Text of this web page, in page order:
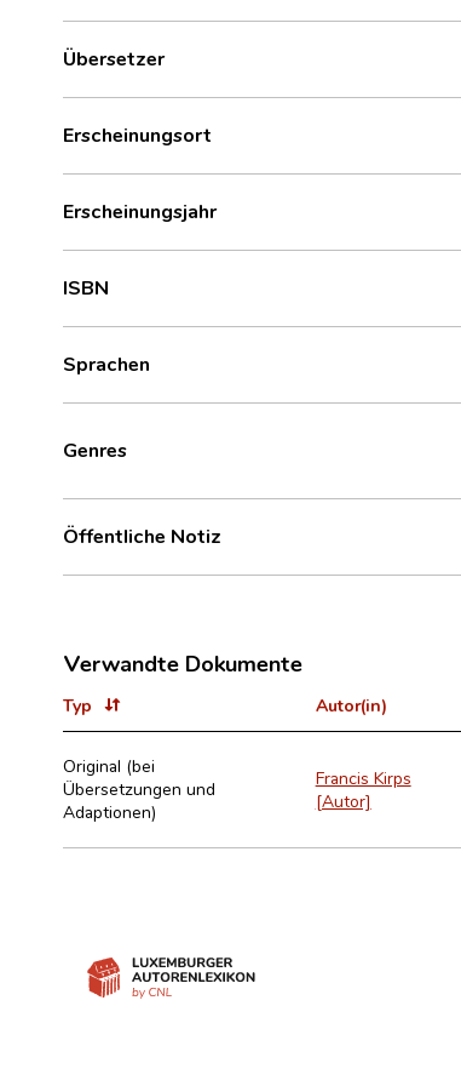
Übersetzer
Erscheinungsort
Erscheinungsjahr
ISBN
Sprachen
Genres
Öffentliche Notiz
Verwandte Dokumente
Typ Autor(in)
Original (bei
Übersetzungen und
Adaptionen)
Francis Kirps
[Autor]